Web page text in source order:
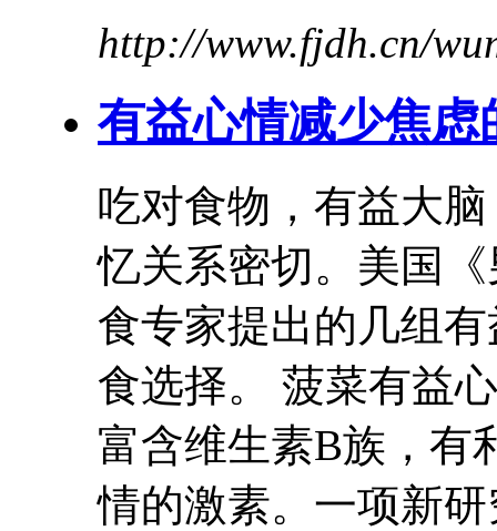
http://www.fjdh.cn/
有益心情减少焦虑
吃对食物， 有益大
忆关系密切。美国
食专家提出的几组有
食选择。 菠菜有益
富含维生素B族，有
情的激素。一项新